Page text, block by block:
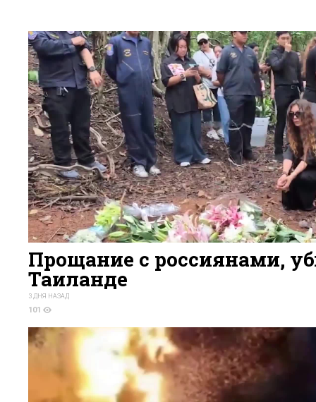
Прощание с россиянами,
Таиланде
3 ДНЯ НАЗАД
101